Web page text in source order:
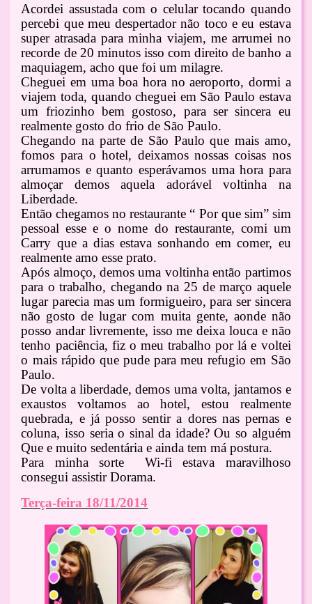
Acordei assustada com o celular tocando quando
percebi que meu despertador não toco e eu estava
super atrasada para minha viajem, me arrumei no
recorde de 20 minutos isso com direito de banho a
maquiagem, acho que foi um milagre.
Cheguei em uma boa hora no aeroporto, dormi a
viajem toda, quando cheguei em São Paulo estava
um friozinho bem gostoso, para ser sincera eu
realmente gosto do frio de São Paulo.
Chegando na parte de São Paulo que mais amo,
fomos para o hotel, deixamos nossas coisas nos
arrumamos e quanto esperávamos uma hora para
almoçar demos aquela adorável voltinha na
Liberdade.
Então chegamos no restaurante “ Por que sim” sim
pessoal esse e o nome do restaurante, comi um
Carry que a dias estava sonhando em comer, eu
realmente amo esse prato.
Após almoço, demos uma voltinha então partimos
para o trabalho, chegando na 25 de março aquele
lugar parecia mas um formigueiro, para ser sincera
não gosto de lugar com muita gente, aonde não
posso andar livremente, isso me deixa louca e não
tenho paciência, fiz o meu trabalho por lá e voltei
o mais rápido que pude para meu refugio em São
Paulo.
De volta a liberdade, demos uma volta, jantamos e
exaustos voltamos ao hotel, estou realmente
quebrada, e já posso sentir a dores nas pernas e
coluna, isso seria o sinal da idade? Ou so alguém
Que e muito sedentária e ainda tem má postura.
Para minha sorte Wi-fi estava maravilhoso
consegui assistir Dorama.
Terça-feira 18/11/2014